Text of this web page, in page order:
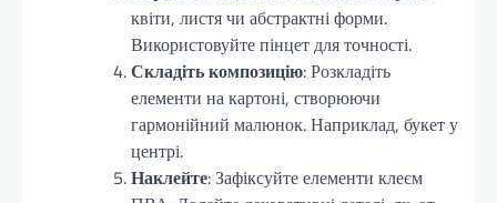
квіти, листя чи абстрактні форми.
Використовуйте пінцет для точності.
Складіть композицію: Розкладіть
елементи на картоні, створюючи
гармонійний малюнок. Наприклад, букет у
центрі.
Наклейте: Зафіксуйте елементи клеєм